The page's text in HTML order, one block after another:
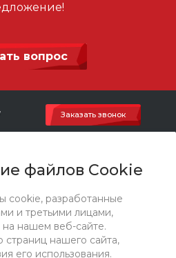
файлов Cookie
cookie, разработанные
и третьими лицами,
на нашем веб-сайте.
нашего сайта,
его использования.
вопрос
Заказать звонок
3 стр.2